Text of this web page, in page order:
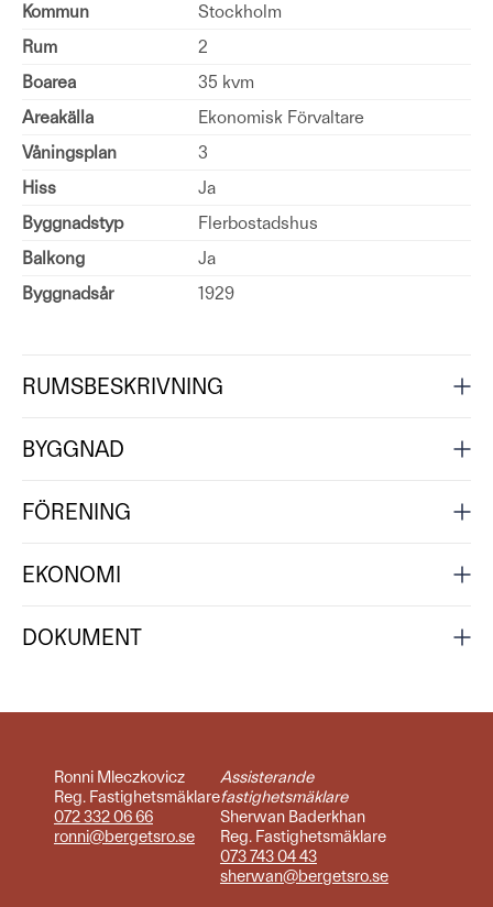
Kommun
Stockholm
Rum
2
Boarea
35 kvm
Areakälla
Ekonomisk Förvaltare
Våningsplan
3
Hiss
Ja
Byggnadstyp
Flerbostadshus
Balkong
Ja
Byggnadsår
1929
RUMSBESKRIVNING
BYGGNAD
FÖRENING
EKONOMI
DOKUMENT
Ronni Mleczkovicz
Reg. Fastighetsmäklare
072 332 06 66
ronni@bergetsro.se
Assisterande
fastighetsmäklare
Sherwan Baderkhan
Reg. Fastighetsmäklare
073 743 04 43
sherwan@bergetsro.se